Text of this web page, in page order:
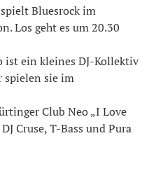
spielt Bluesrock im
Los geht es um 20.30
ist ein kleines DJ-Kollektiv
spielen sie im
Club Neo „I Love
Cruse, T-Bass und Pura